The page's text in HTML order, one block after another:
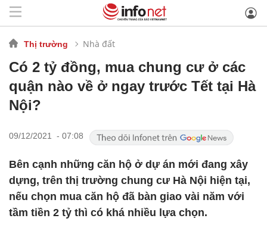
Thị trường Nhà đất
Có 2 tỷ đồng, mua chung cư ở các
quận nào về ở ngay trước Tết tại Hà
Nội?
09/12/2021 - 07:08
Bên cạnh những căn hộ ở dự án mới đang xây
dựng, trên thị trường chung cư Hà Nội hiện tại,
nếu chọn mua căn hộ đã bàn giao vài năm với
tầm tiền 2 tỷ thì có khá nhiều lựa chọn.